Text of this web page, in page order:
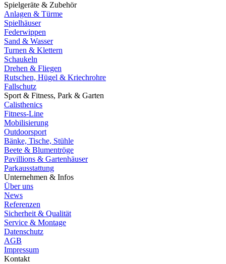
Spielgeräte & Zubehör
Anlagen & Türme
Spielhäuser
Federwippen
Sand & Wasser
Turnen & Klettern
Schaukeln
Drehen & Fliegen
Rutschen, Hügel & Kriechrohre
Fallschutz
Sport & Fitness, Park & Garten
Calisthenics
Fitness-Line
Mobilisierung
Outdoorsport
Bänke, Tische, Stühle
Beete & Blumentröge
Pavillions & Gartenhäuser
Parkausstattung
Unternehmen & Infos
Über uns
News
Referenzen
Sicherheit & Qualität
Service & Montage
Datenschutz
AGB
Impressum
Kontakt